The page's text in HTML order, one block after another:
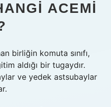
ACEMI
birliğin komuta sınıfı,
aldığı bir tugaydır.
ve yedek astsubaylar